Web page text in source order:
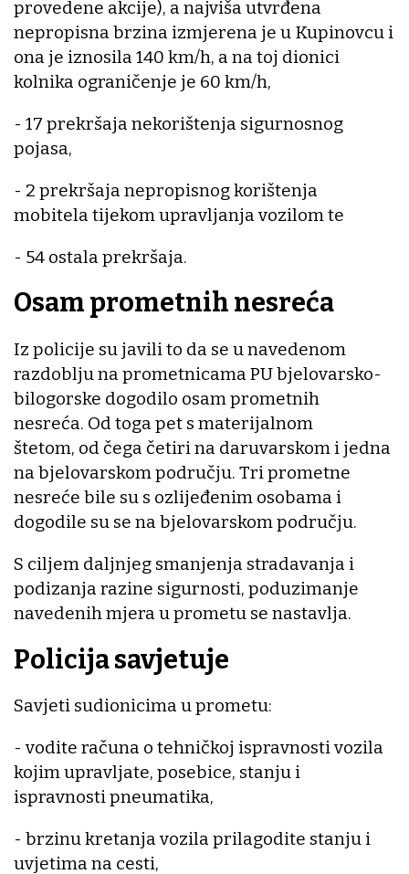
provedene akcije), a najviša utvrđena
nepropisna brzina izmjerena je u Kupinovcu i
ona je iznosila 140 km/h, a na toj dionici
kolnika ograničenje je 60 km/h,
- 17 prekršaja nekorištenja sigurnosnog
pojasa,
- 2 prekršaja nepropisnog korištenja
mobitela tijekom upravljanja vozilom te
- 54 ostala prekršaja.
Osam prometnih nesreća
Iz policije su javili to da se u navedenom
razdoblju na prometnicama PU bjelovarsko-
bilogorske dogodilo osam prometnih
nesreća. Od toga pet s materijalnom
štetom, od čega četiri na daruvarskom i jedna
na bjelovarskom području. Tri prometne
nesreće bile su s ozlijeđenim osobama i
dogodile su se na bjelovarskom području.
S ciljem daljnjeg smanjenja stradavanja i
podizanja razine sigurnosti, poduzimanje
navedenih mjera u prometu se nastavlja.
Policija savjetuje
Savjeti sudionicima u prometu:
- vodite računa o tehničkoj ispravnosti vozila
kojim upravljate, posebice, stanju i
ispravnosti pneumatika,
- brzinu kretanja vozila prilagodite stanju i
uvjetima na cesti,